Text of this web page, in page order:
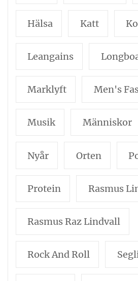
Hälsa Katt
Leangains
Marklyft Men's
Musik Människor
Nyår Orten
Protein Rasmus
Rasmus Raz Lindvall
Rock And Roll